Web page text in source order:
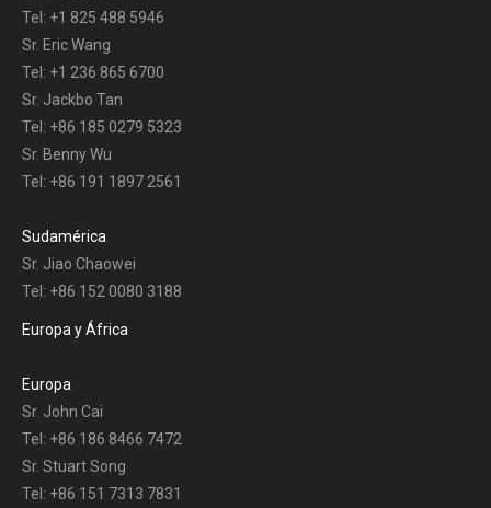
Tel: +1 825 488 5946
Sr. Eric Wang
Tel: +1 236 865 6700
Sr. Jackbo Tan
Tel: +86 185 0279 5323
Sr. Benny Wu
Tel: +86 191 1897 2561
Sudamérica
Sr. Jiao Chaowei
Tel: +86 152 0080 3188
Europa y África
Europa
Sr. John Cai
Tel: +86 186 8466 7472
Sr. Stuart Song
Tel: +86 151 7313 7831